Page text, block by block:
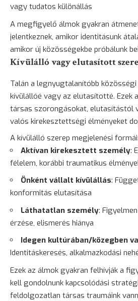
vagy tudatos különállás
A megfigyelő álmok gyakran
jelentkeznek, amikor identitásunk
amikor új közösségekbe próbálunk
Kívülálló vagy elutasított
Talán a legnyugtalanítóbb
kívülállóé vagy az elutasítotté. Ezek
társas szorongásokat, elutasítástól
valós kirekesztettségi élményeket
A kívülálló szerep megjelenési formái:
Aktívan kirekesztett személy:
félelem, korábbi traumatikus
Önként vállalt kívülállás:
konformitás elutasítása
Láthatatlan személy:
érzése, elismerés hiánya
Idegen kultúrában/közegben
Identitáskeresés, alkalmazkodási
Ezek az álmok gyakran felhívják a
kell gondolnunk kapcsolódási
feldolgozatlan társas traumáink